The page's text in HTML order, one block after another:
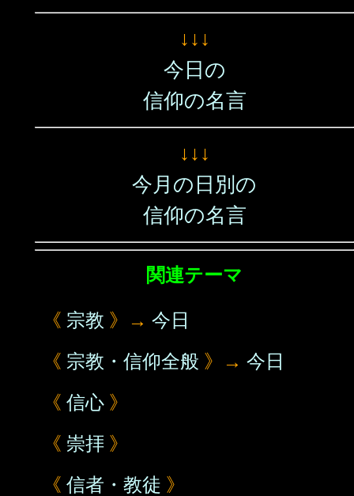
↓↓↓
今日の
信仰の名言
↓↓↓
今月の日別の
信仰の名言
関連テーマ
《 宗教 》→ 今日
《 宗教・信仰全般 》→ 今日
《 信心 》
《 崇拝 》
《 信者・教徒 》